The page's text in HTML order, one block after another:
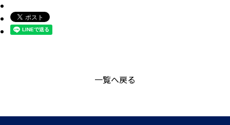
一覧へ戻る